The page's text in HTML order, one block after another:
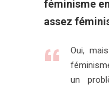
féminisme
assez
Oui,
un